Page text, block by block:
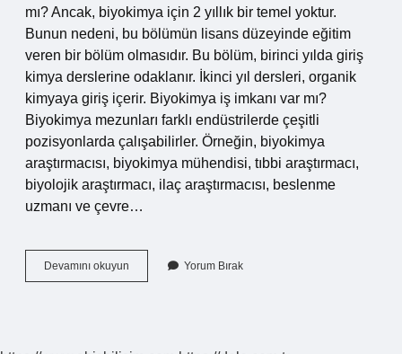
mı? Ancak, biyokimya için 2 yıllık bir temel yoktur.
Bunun nedeni, bu bölümün lisans düzeyinde eğitim
veren bir bölüm olmasıdır. Bu bölüm, birinci yılda giriş
kimya derslerine odaklanır. İkinci yıl dersleri, organik
kimyaya giriş içerir. Biyokimya iş imkanı var mı?
Biyokimya mezunları farklı endüstrilerde çeşitli
pozisyonlarda çalışabilirler. Örneğin, biyokimya
araştırmacısı, biyokimya mühendisi, tıbbi araştırmacı,
biyolojik araştırmacı, ilaç araştırmacısı, beslenme
uzmanı ve çevre…
Devamını okuyun Biyokimya
2
Yorum Bırak